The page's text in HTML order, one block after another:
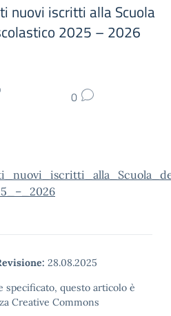
nuovi iscritti alla Scuola
2025 – 2026
0
28.08.2025
specificato, questo articolo è
Creative Commons